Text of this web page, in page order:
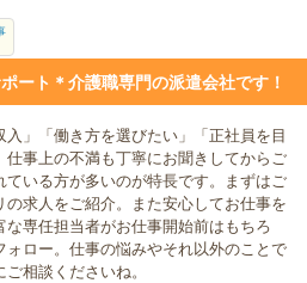
ート＊介護職専門の派遣会社です！
入」「働き方を選びたい」「正社員を目
事上の不満も丁寧にお聞きしてからご
いる方が多いのが特長です。まずはご
求人をご紹介。また安心してお仕事を
専任担当者がお仕事開始前はもちろ
ロー。仕事の悩みやそれ以外のことで
相談くださいね。